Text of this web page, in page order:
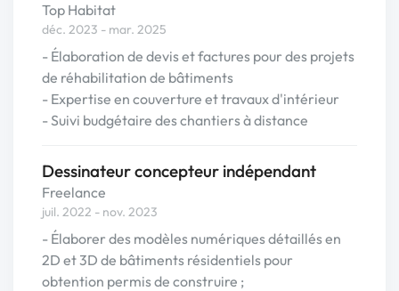
Top Habitat
déc. 2023 - mar. 2025
- Élaboration de devis et factures pour des projets
de réhabilitation de bâtiments
- Expertise en couverture et travaux d'intérieur
- Suivi budgétaire des chantiers à distance
Dessinateur concepteur indépendant
Freelance
juil. 2022 - nov. 2023
- Élaborer des modèles numériques détaillés en
2D et 3D de bâtiments résidentiels pour
obtention permis de construire ;